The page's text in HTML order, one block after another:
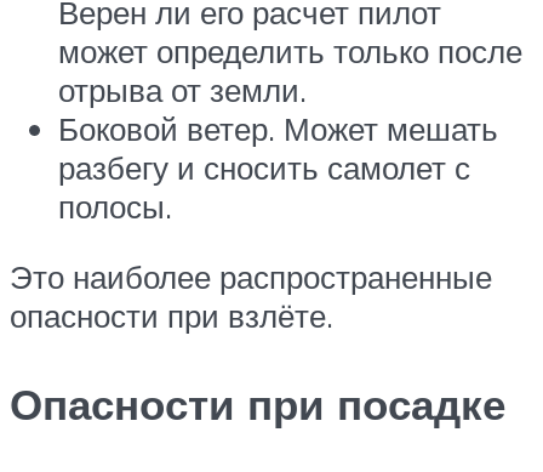
Верен ли его расчет пилот
может определить только после
отрыва от земли.
Боковой ветер. Может мешать
разбегу и сносить самолет с
полосы.
Это наиболее распространенные
опасности при взлёте.
Опасности при посадке